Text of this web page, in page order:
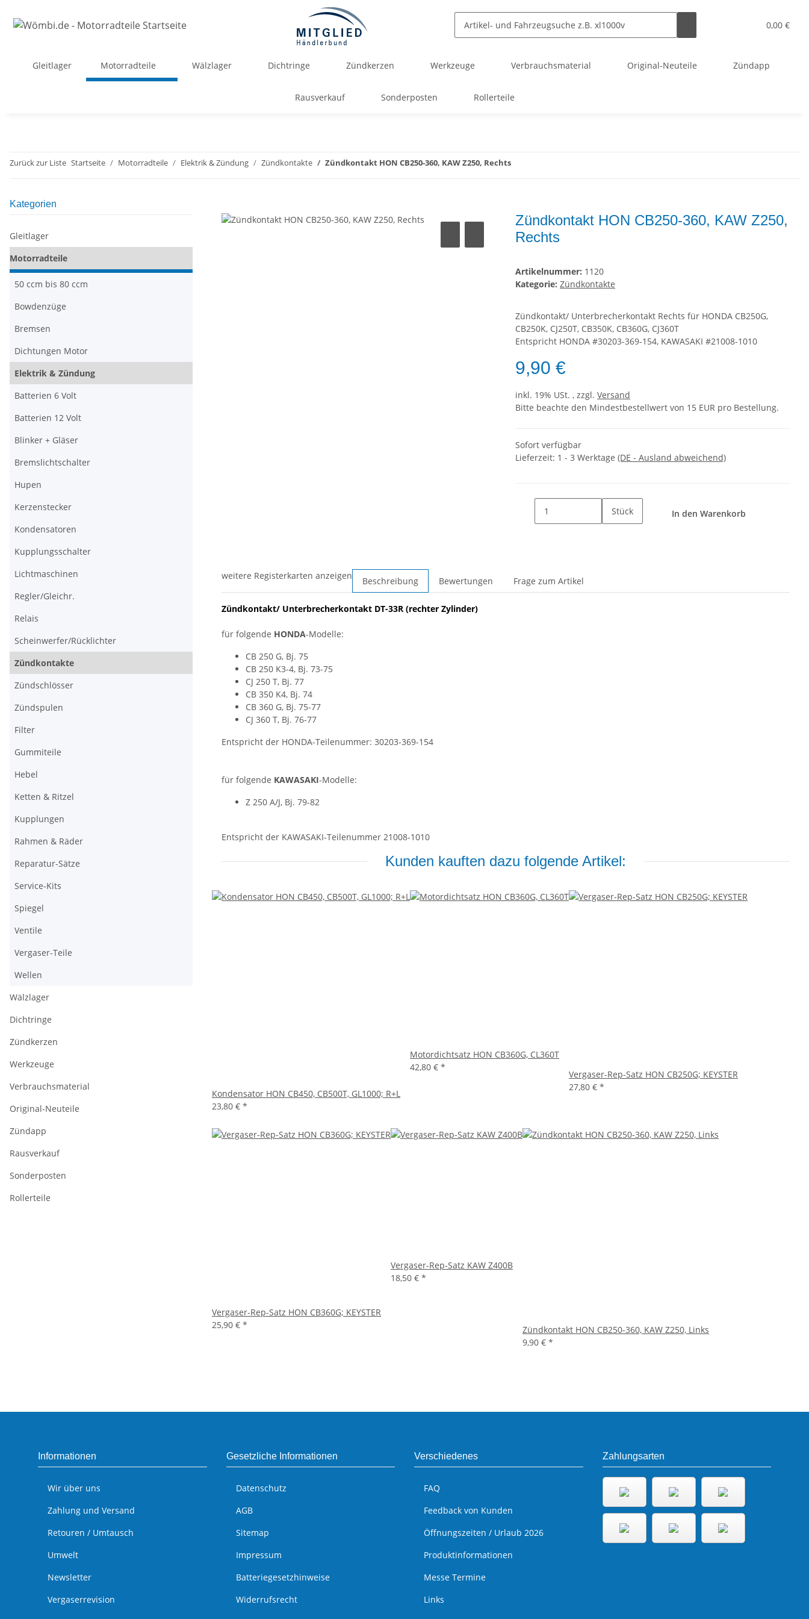
0,00 €
Gleitlager Motorradteile Wälzlager Dichtringe Zündkerzen Werkzeuge Verbrauchsmaterial Original-Neuteile Zündapp
Rausverkauf Sonderposten Rollerteile
Zurück zur Liste Startseite Motorradteile Elektrik & Zündung Zündkontakte Zündkontakt HON CB250-360, KAW Z250, Rechts
Zündkontakt HON CB250-360, KAW Z250,
Rechts
Artikelnummer: 1120
Kategorie: Zündkontakte
Zündkontakt/ Unterbrecherkontakt Rechts für HONDA CB250G,
CB250K, CJ250T, CB350K, CB360G, CJ360T
Entspricht HONDA #30203-369-154, KAWASAKI #21008-1010
9,90 €
inkl. 19% USt. , zzgl. Versand
Bitte beachte den Mindestbestellwert von 15 EUR pro Bestellung.
Sofort verfügbar
Lieferzeit: 1 - 3 Werktage (DE - Ausland abweichend)
Stück In den Warenkorb
weitere Registerkarten anzeigen Beschreibung Bewertungen Frage zum Artikel
Zündkontakt/ Unterbrecherkontakt DT-33R (rechter Zylinder)
für folgende HONDA-Modelle:
CB 250 G, Bj. 75
CB 250 K3-4, Bj. 73-75
CJ 250 T, Bj. 77
CB 350 K4, Bj. 74
CB 360 G, Bj. 75-77
CJ 360 T, Bj. 76-77
Entspricht der HONDA-Teilenummer: 30203-369-154
für folgende KAWASAKI-Modelle:
Z 250 A/J, Bj. 79-82
Entspricht der KAWASAKI-Teilenummer 21008-1010
Kunden kauften dazu folgende Artikel:
Kondensator HON CB450, CB500T, GL1000; R+L
23,80 € *
Motordichtsatz HON CB360G, CL360T
42,80 € *
Vergaser-Rep-Satz HON CB250G; KEYSTER
27,80 € *
Vergaser-Rep-Satz HON CB360G; KEYSTER
25,90 € *
Vergaser-Rep-Satz KAW Z400B
18,50 € *
Zündkontakt HON CB250-360, KAW Z250, Links
9,90 € *
Kategorien
Gleitlager
Motorradteile
50 ccm bis 80 ccm
Bowdenzüge
Bremsen
Dichtungen Motor
Elektrik & Zündung
Batterien 6 Volt
Batterien 12 Volt
Blinker + Gläser
Bremslichtschalter
Hupen
Kerzenstecker
Kondensatoren
Kupplungsschalter
Lichtmaschinen
Regler/Gleichr.
Relais
Scheinwerfer/Rücklichter
Zündkontakte
Zündschlösser
Zündspulen
Filter
Gummiteile
Hebel
Ketten & Ritzel
Kupplungen
Rahmen & Räder
Reparatur-Sätze
Service-Kits
Spiegel
Ventile
Vergaser-Teile
Wellen
Wälzlager
Dichtringe
Zündkerzen
Werkzeuge
Verbrauchsmaterial
Original-Neuteile
Zündapp
Rausverkauf
Sonderposten
Rollerteile
Informationen
Wir über uns
Zahlung und Versand
Retouren / Umtausch
Umwelt
Newsletter
Vergaserrevision
Gesetzliche Informationen
Datenschutz
AGB
Sitemap
Impressum
Batteriegesetzhinweise
Widerrufsrecht
Verschiedenes
FAQ
Feedback von Kunden
Öffnungszeiten / Urlaub 2026
Produktinformationen
Messe Termine
Links
Zahlungsarten